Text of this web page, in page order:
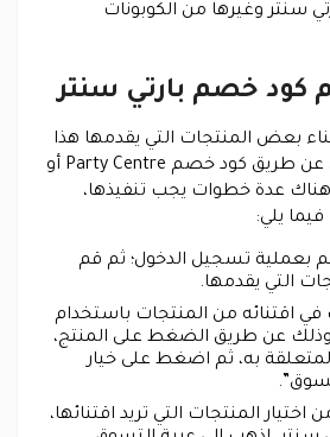
سنتر وغيرها من الكوبونات
كود خصم بارتي سنتر
بعض المنتجات التي يقدمها هذا
المتجر بسعر مخفض عن طريق كود خصم Party Centre أو
هناك عدة خطوات يجب تنفيذها،
يلي:
بعملية تسجيل الدخول؛ ثم قم
التي يقدمها.
في اقتنائه من المنتجات باستخدام
وذلك عن طريق الضغط على المنتج،
به، ثم اضغط على خيار
اختيار المنتجات التي تريد اقتنائها،